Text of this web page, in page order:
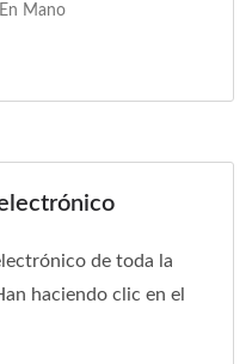
Mano
de toda la
haciendo clic en el